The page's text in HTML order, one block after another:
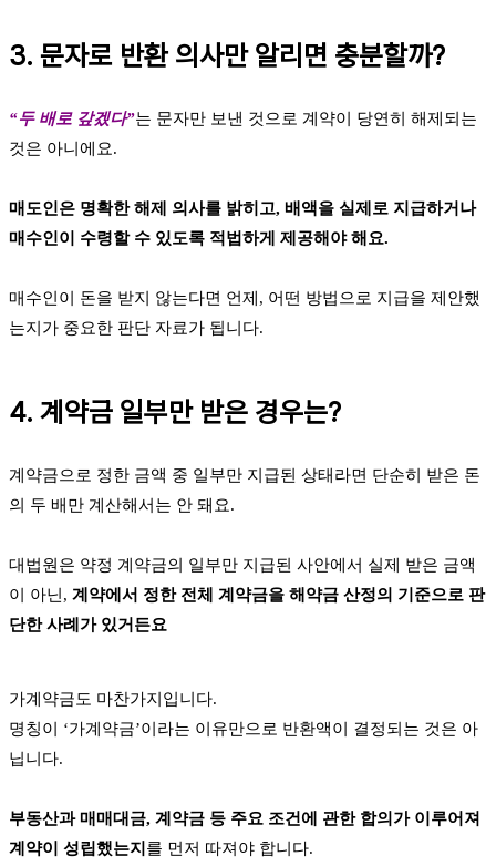
3. 문자로 반환 의사만 알리면 충분할까?
“두 배로 갚겠다”는 문자만 보낸 것으로 계약이 당연히 해제되는
것은 아니에요.
매도인은 명확한 해제 의사를 밝히고, 배액을 실제로 지급하거나
매수인이 수령할 수 있도록 적법하게 제공해야 해요.
매수인이 돈을 받지 않는다면 언제, 어떤 방법으로 지급을 제안했
는지가 중요한 판단 자료가 됩니다.
4. 계약금 일부만 받은 경우는?
계약금으로 정한 금액 중 일부만 지급된 상태라면 단순히 받은 돈
의 두 배만 계산해서는 안 돼요.
대법원은 약정 계약금의 일부만 지급된 사안에서 실제 받은 금액
이 아닌, 계약에서 정한 전체 계약금을 해약금 산정의 기준으로 판
단한 사례가 있거든요
가계약금도 마찬가지입니다.
명칭이 ‘가계약금’이라는 이유만으로 반환액이 결정되는 것은 아
닙니다.
부동산과 매매대금, 계약금 등 주요 조건에 관한 합의가 이루어져
계약이 성립했는지 를 먼저 따져야 합니다.